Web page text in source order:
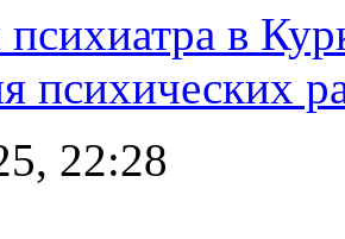
в
психических
22:28